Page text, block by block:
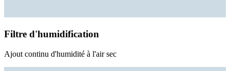
Filtre d'humidification
Ajout continu d'humidité à l'air sec